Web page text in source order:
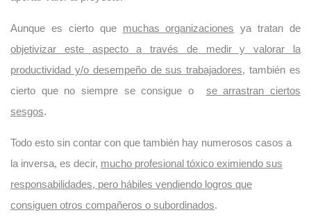
Aunque es cierto que muchas organizaciones ya tratan de
objetivizar este aspecto a través de medir y valorar la
productividad y/o desempeño de sus trabajadores, también es
cierto que no siempre se consigue o se arrastran ciertos
sesgos.
Todo esto sin contar con que también hay numerosos casos a
la inversa, es decir, mucho profesional tóxico eximiendo sus
responsabilidades, pero hábiles vendiendo logros que
consiguen otros compañeros o subordinados.